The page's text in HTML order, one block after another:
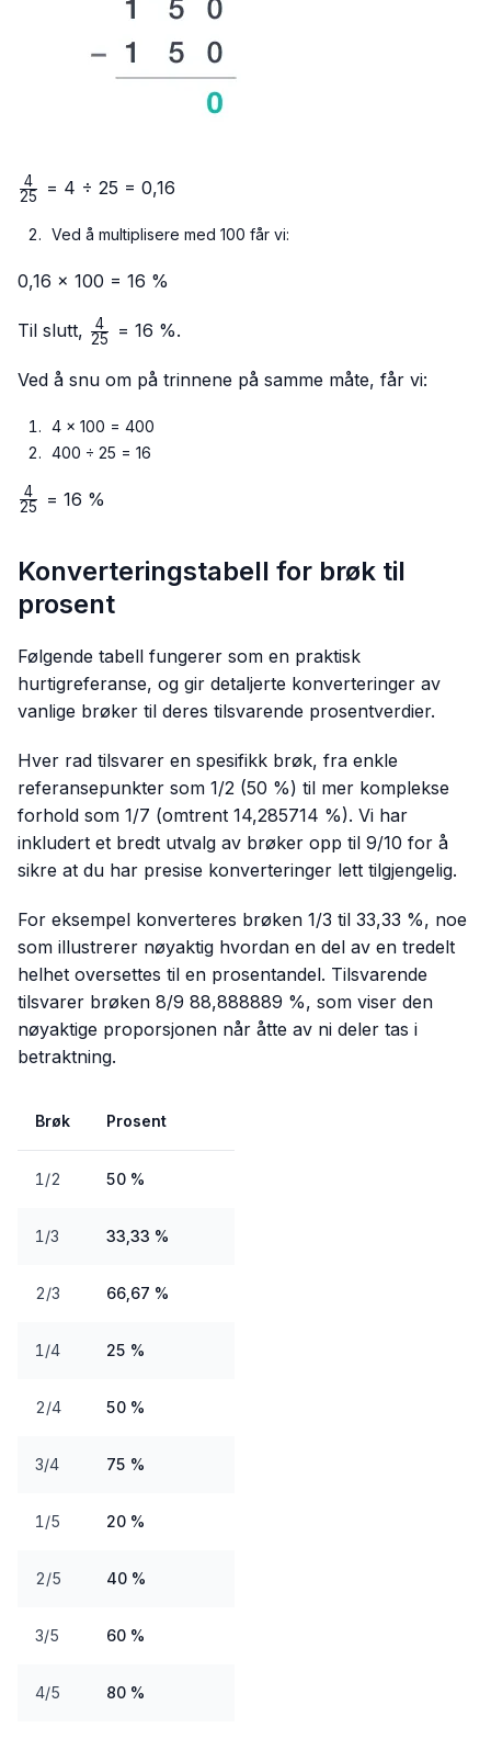
\frac{4}
25
4 = 4 ÷ 25 = 0,16
Ved å multiplisere med 100 får vi:
0,16 × 100 = 16 %
Til slutt, \frac{4}
25
4 = 16 %.
Ved å snu om på trinnene på samme måte, får vi:
4 × 100 = 400
400 ÷ 25 = 16
\frac{4}
25
4 = 16 %
Konverteringstabell for brøk til
prosent
Følgende tabell fungerer som en praktisk
hurtigreferanse, og gir detaljerte konverteringer av
vanlige brøker til deres tilsvarende prosentverdier.
Hver rad tilsvarer en spesifikk brøk, fra enkle
referansepunkter som 1/2 (50 %) til mer komplekse
forhold som 1/7 (omtrent 14,285714 %). Vi har
inkludert et bredt utvalg av brøker opp til 9/10 for å
sikre at du har presise konverteringer lett tilgjengelig.
For eksempel konverteres brøken 1/3 til 33,33 %, noe
som illustrerer nøyaktig hvordan en del av en tredelt
helhet oversettes til en prosentandel. Tilsvarende
tilsvarer brøken 8/9 88,888889 %, som viser den
nøyaktige proporsjonen når åtte av ni deler tas i
betraktning.
Brøk Prosent
1/2 50 %
1/3 33,33 %
2/3 66,67 %
1/4 25 %
2/4 50 %
3/4 75 %
1/5 20 %
2/5 40 %
3/5 60 %
4/5 80 %